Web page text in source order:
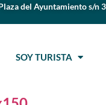
del Ayuntamiento s/n
SOY TURISTA